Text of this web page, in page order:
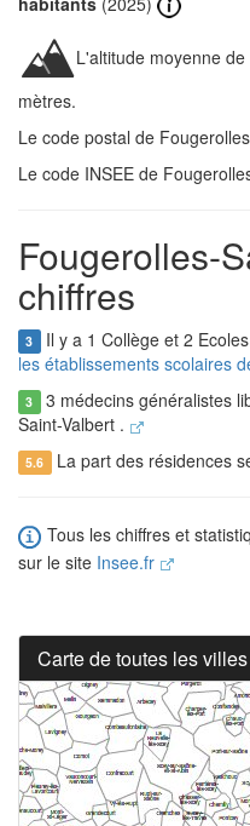
L'altitude moyenne
mètres.
Le code postal de
Le code INSEE de
Fougerolles-
chiffres
3 Il y a 1 Collège et 2
les établissements scolaires
3 3 médecins généralistes
Saint-Valbert .
5.6 La part des résidences
Tous les chiffres et
sur le site Insee.fr
Carte de toutes les